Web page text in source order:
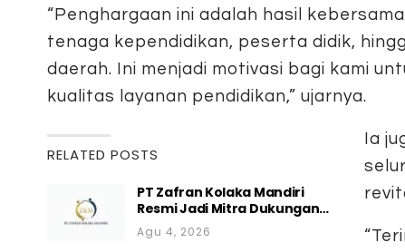
“Penghargaan ini adalah hasil
tenaga kependidikan, peserta didik,
daerah. Ini menjadi motivasi bagi kami
kualitas layanan pendidikan,” ujarnya.
RELATED POSTS
PT Zafran Kolaka Mandiri
Resmi Jadi Mitra Dukungan…
Agu 4, 2026
Ia